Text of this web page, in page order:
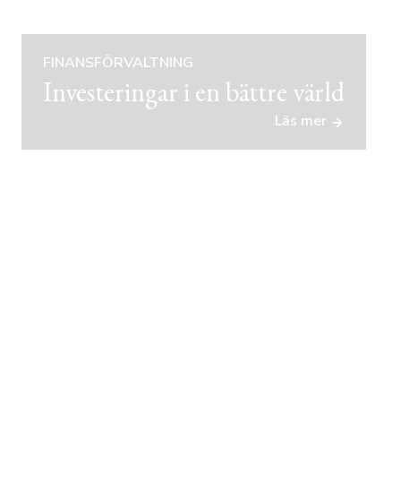
FINANSFÖRVALTNING
Investeringar i en bättre värld
Läs mer